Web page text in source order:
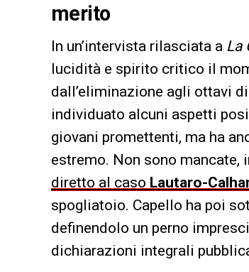
merito
In un’intervista rilasciata a La
lucidità e spirito critico il
dall’eliminazione agli ottavi
individuato alcuni aspetti
giovani promettenti, ma ha
estremo. Non sono
diretto al caso Lautaro-
spogliatoio. Capello ha poi
definendolo un perno
dichiarazioni integrali